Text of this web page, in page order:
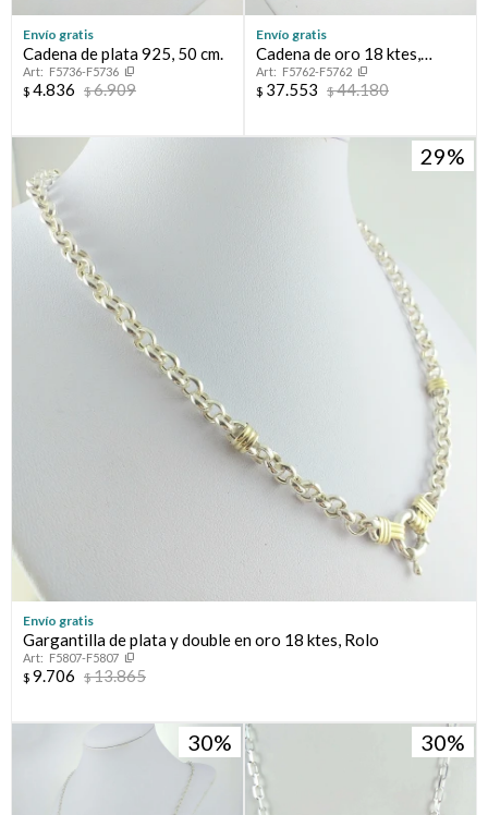
Envío gratis
Cadena de plata 925, 50 cm.
F5736-F5736
$ 4.836 $6.909
Envío gratis
Cadena de oro 18 ktes,
GRUMETTE
F5762-F5762
$ 37.553 $44.180
29
Envío gratis
Gargantilla de plata y double en oro 18 ktes, Rolo
F5807-F5807
$ 9.706 $13.865
30 30